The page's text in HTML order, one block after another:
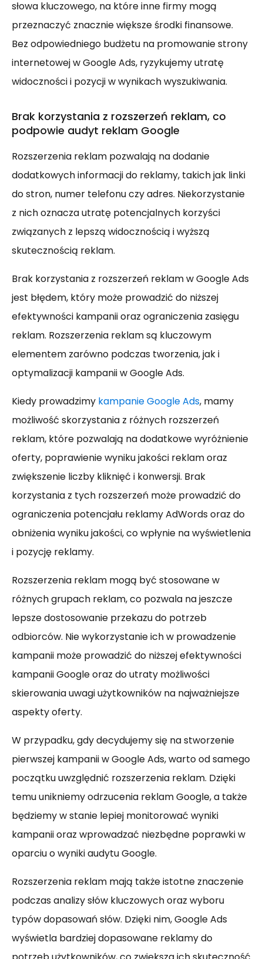
słowa kluczowego, na które inne firmy mogą
przeznaczyć znacznie większe środki finansowe.
Bez odpowiedniego budżetu na promowanie strony
internetowej w Google Ads, ryzykujemy utratę
widoczności i pozycji w wynikach wyszukiwania.
Brak korzystania z rozszerzeń reklam, co
podpowie audyt reklam Google
Rozszerzenia reklam pozwalają na dodanie
dodatkowych informacji do reklamy, takich jak linki
do stron, numer telefonu czy adres. Niekorzystanie
z nich oznacza utratę potencjalnych korzyści
związanych z lepszą widocznością i wyższą
skutecznością reklam.
Brak korzystania z rozszerzeń reklam w Google Ads
jest błędem, który może prowadzić do niższej
efektywności kampanii oraz ograniczenia zasięgu
reklam. Rozszerzenia reklam są kluczowym
elementem zarówno podczas tworzenia, jak i
optymalizacji kampanii w Google Ads.
Kiedy prowadzimy kampanie Google Ads, mamy
możliwość skorzystania z różnych rozszerzeń
reklam, które pozwalają na dodatkowe wyróżnienie
oferty, poprawienie wyniku jakości reklam oraz
zwiększenie liczby kliknięć i konwersji. Brak
korzystania z tych rozszerzeń może prowadzić do
ograniczenia potencjału reklamy AdWords oraz do
obniżenia wyniku jakości, co wpłynie na wyświetlenia
i pozycję reklamy.
Rozszerzenia reklam mogą być stosowane w
różnych grupach reklam, co pozwala na jeszcze
lepsze dostosowanie przekazu do potrzeb
odbiorców. Nie wykorzystanie ich w prowadzenie
kampanii może prowadzić do niższej efektywności
kampanii Google oraz do utraty możliwości
skierowania uwagi użytkowników na najważniejsze
aspekty oferty.
W przypadku, gdy decydujemy się na stworzenie
pierwszej kampanii w Google Ads, warto od samego
początku uwzględnić rozszerzenia reklam. Dzięki
temu unikniemy odrzucenia reklam Google, a także
będziemy w stanie lepiej monitorować wyniki
kampanii oraz wprowadzać niezbędne poprawki w
oparciu o wyniki audytu Google.
Rozszerzenia reklam mają także istotne znaczenie
podczas analizy słów kluczowych oraz wyboru
typów dopasowań słów. Dzięki nim, Google Ads
wyświetla bardziej dopasowane reklamy do